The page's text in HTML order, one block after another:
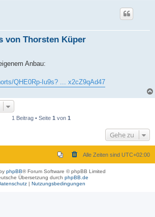
von Thorsten Küper
Anbau:
QHE0Rp-Iu9s? ... x2cZ9qAd47
1 Beitrag • Seite 1 von 1
Gehe zu
Alle Zeiten sind UTC+02:00
phpBB® Forum Software © phpBB Limited
Übersetzung durch phpBB.de
| Nutzungsbedingungen